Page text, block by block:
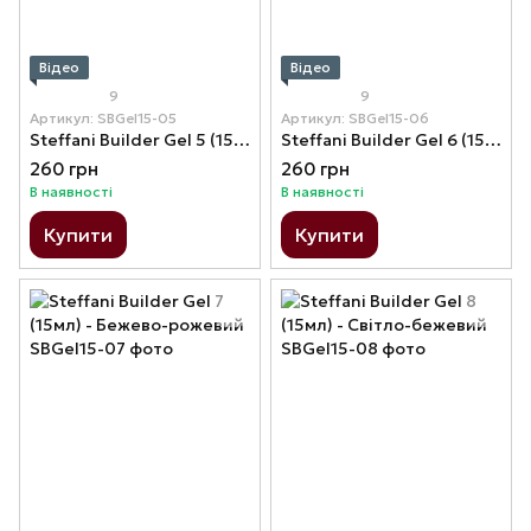
Відео
9
Артикул: SBGel15-05
Steffani Builder Gel 5 (15мл) - Молочно-рожевий
260 грн
В наявності
Купити
Відео
9
Артикул: SBGel15-06
Steffani Builder Gel 6 (15мл) - Нюдовий рожевий
260 грн
В наявності
Купити